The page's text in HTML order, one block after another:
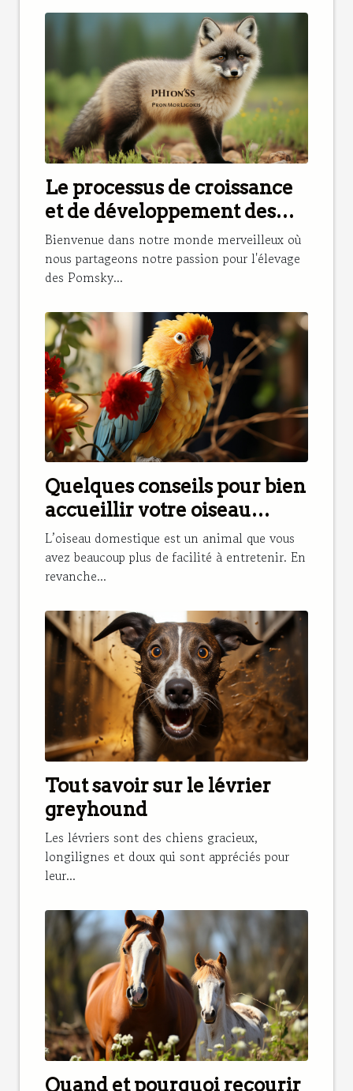
Le processus de croissance
et de développement des
Pomsky dans notre élevage
Bienvenue dans notre monde merveilleux où
nous partageons notre passion pour l'élevage
des Pomsky...
Quelques conseils pour bien
accueillir votre oiseau
domestique
L’oiseau domestique est un animal que vous
avez beaucoup plus de facilité à entretenir. En
revanche...
Tout savoir sur le lévrier
greyhound
Les lévriers sont des chiens gracieux,
longilignes et doux qui sont appréciés pour
leur...
Quand et pourquoi recourir